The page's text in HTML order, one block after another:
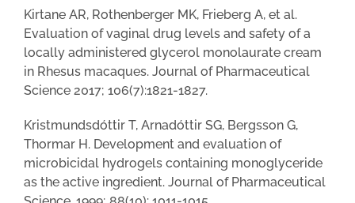
Kirtane AR, Rothenberger MK, Frieberg A, et al.
Evaluation of vaginal drug levels and safety of a
locally administered glycerol monolaurate cream
in Rhesus macaques. Journal of Pharmaceutical
Science 2017; 106(7):1821-1827.
Kristmundsdóttir T, Arnadóttir SG, Bergsson G,
Thormar H. Development and evaluation of
microbicidal hydrogels containing monoglyceride
as the active ingredient. Journal of Pharmaceutical